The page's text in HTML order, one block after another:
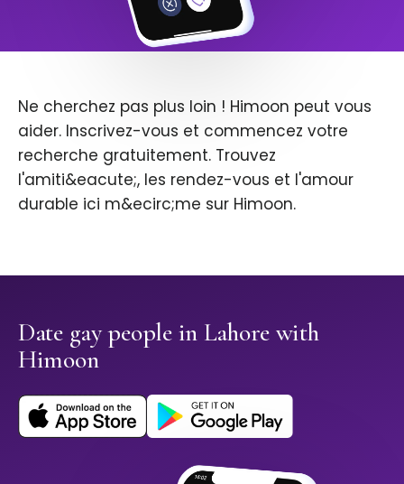
Ne cherchez pas plus loin ! Himoon peut vous
aider. Inscrivez-vous et commencez votre
recherche gratuitement. Trouvez
l'amiti&eacute;, les rendez-vous et l'amour
durable ici m&ecirc;me sur Himoon.
Date gay people in Lahore with
Himoon